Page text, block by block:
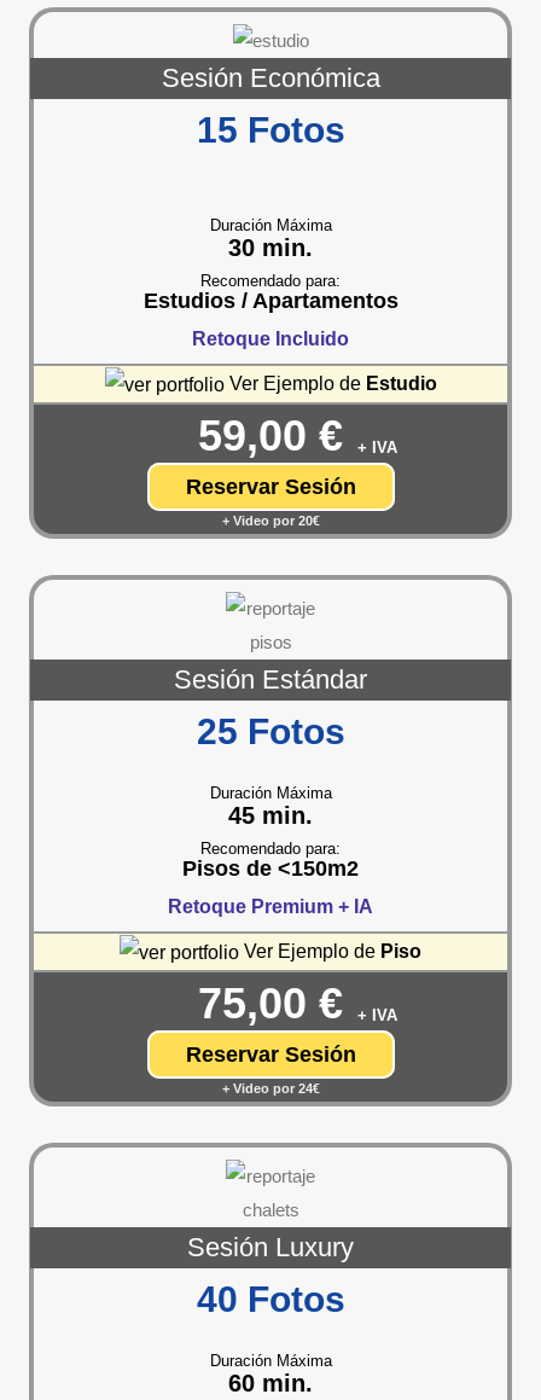
Sesión Económica
15 Fotos
Duración Máxima
30 min.
Recomendado para:
Estudios / Apartamentos
Retoque Incluido
Ver Ejemplo de Estudio
59,00 € + IVA
Reservar Sesión
+ Video por 20€
Sesión Estándar
25 Fotos
Duración Máxima
45 min.
Recomendado para:
Pisos de <150m2
Retoque Premium + IA
Ver Ejemplo de Piso
75,00 € + IVA
Reservar Sesión
+ Video por 24€
Sesión Luxury
40 Fotos
Duración Máxima
60 min.